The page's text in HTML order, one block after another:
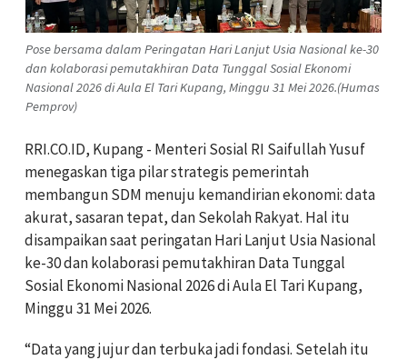
Pose bersama dalam Peringatan Hari Lanjut Usia Nasional ke-30
dan kolaborasi pemutakhiran Data Tunggal Sosial Ekonomi
Nasional 2026 di Aula El Tari Kupang, Minggu 31 Mei 2026.(Humas
Pemprov)
RRI.CO.ID, Kupang - Menteri Sosial RI Saifullah Yusuf
menegaskan tiga pilar strategis pemerintah
membangun SDM menuju kemandirian ekonomi: data
akurat, sasaran tepat, dan Sekolah Rakyat. Hal itu
disampaikan saat peringatan Hari Lanjut Usia Nasional
ke-30 dan kolaborasi pemutakhiran Data Tunggal
Sosial Ekonomi Nasional 2026 di Aula El Tari Kupang,
Minggu 31 Mei 2026.
“Data yang jujur dan terbuka jadi fondasi. Setelah itu